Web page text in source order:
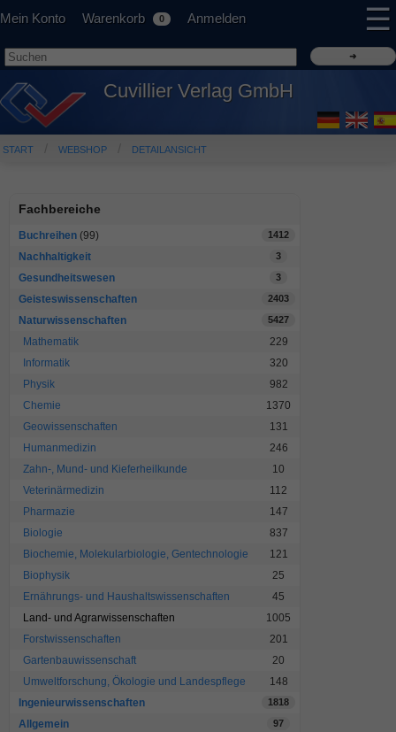
Mein Konto Warenkorb 0 Anmelden ☰
Cuvillier Verlag GmbH
START WEBSHOP DETAILANSICHT
Fachbereiche
Buchreihen (99) 1412
Nachhaltigkeit 3
Gesundheitswesen 3
Geisteswissenschaften 2403
Naturwissenschaften 5427
Mathematik
229
Informatik
320
Physik
982
Chemie
1370
Geowissenschaften
131
Humanmedizin
246
Zahn-, Mund- und Kieferheilkunde
10
Veterinärmedizin
112
Pharmazie
147
Biologie
837
Biochemie, Molekularbiologie, Gentechnologie
121
Biophysik
25
Ernährungs- und Haushaltswissenschaften
45
Land- und Agrarwissenschaften
1005
Forstwissenschaften
201
Gartenbauwissenschaft
20
Umweltforschung, Ökologie und Landespflege
148
Ingenieurwissenschaften
1818
Allgemein 97